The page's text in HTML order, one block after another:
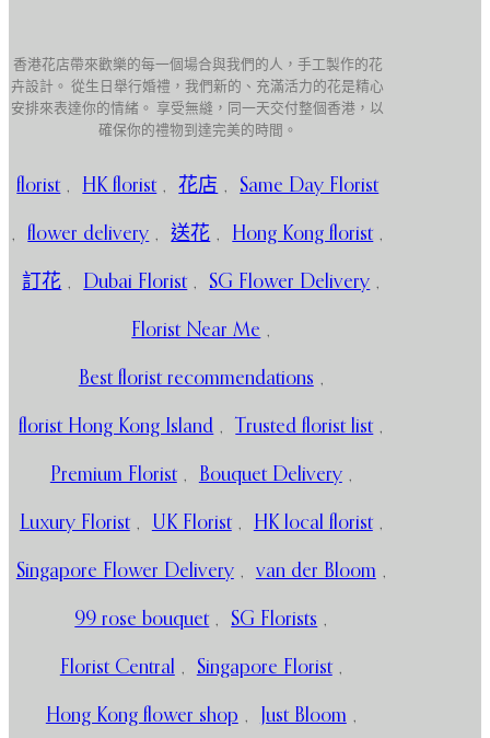
香港花店帶來歡樂的每一個場合與我們的人，手工製作的花
卉設計。 從生日舉行婚禮，我們新的、充滿活力的花是精心
安排來表達你的情緒。 享受無縫，同一天交付整個香港，以
確保你的禮物到達完美的時間。
florist , HK florist , 花店 , Same Day Florist
, flower delivery , 送花 , Hong Kong florist ,
訂花 , Dubai Florist , SG Flower Delivery ,
Florist Near Me ,
Best florist recommendations ,
florist Hong Kong Island , Trusted florist list ,
Premium Florist , Bouquet Delivery ,
Luxury Florist , UK Florist , HK local florist ,
Singapore Flower Delivery , van der Bloom ,
99 rose bouquet , SG Florists ,
Florist Central , Singapore Florist ,
Hong Kong flower shop , Just Bloom ,